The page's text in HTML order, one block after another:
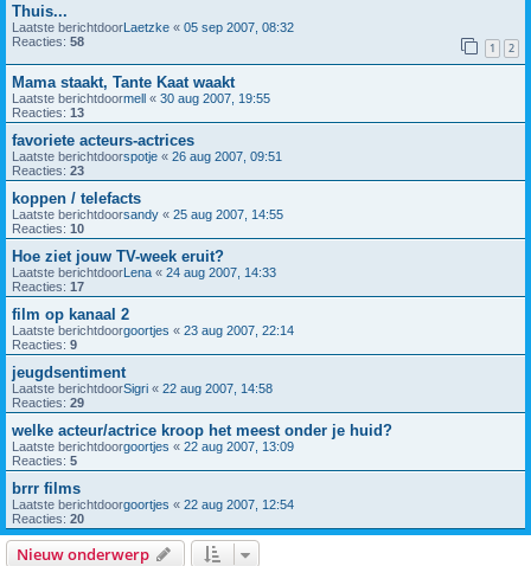
Thuis...
Laatste berichtdoorLaetzke « 05 sep 2007, 08:32
Reacties: 58 1 2
Mama staakt, Tante Kaat waakt
Laatste berichtdoormell « 30 aug 2007, 19:55
Reacties: 13
favoriete acteurs-actrices
Laatste berichtdoorspotje « 26 aug 2007, 09:51
Reacties: 23
koppen / telefacts
Laatste berichtdoorsandy « 25 aug 2007, 14:55
Reacties: 10
Hoe ziet jouw TV-week eruit?
Laatste berichtdoorLena « 24 aug 2007, 14:33
Reacties: 17
film op kanaal 2
Laatste berichtdoorgoortjes « 23 aug 2007, 22:14
Reacties: 9
jeugdsentiment
Laatste berichtdoorSigri « 22 aug 2007, 14:58
Reacties: 29
welke acteur/actrice kroop het meest onder je huid?
Laatste berichtdoorgoortjes « 22 aug 2007, 13:09
Reacties: 5
brrr films
Laatste berichtdoorgoortjes « 22 aug 2007, 12:54
Reacties: 20
Nieuw onderwerp